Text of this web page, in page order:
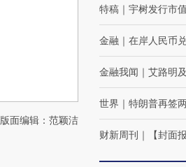
版面编辑：范颖洁
特稿 ｜ 宇树发行市
金融 ｜ 在岸人民币
金融我闻 ｜ 艾路明
世界 ｜ 特朗普再签
财新周刊 ｜ 【封面